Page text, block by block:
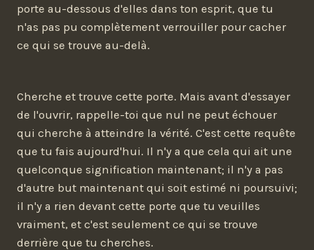
porte au-dessous d'elles dans ton esprit, que tu
n'as pas pu complètement verrouiller pour cacher
ce qui se trouve au-delà.
Cherche et trouve cette porte. Mais avant d'essayer
de l'ouvrir, rappelle-toi que nul ne peut échouer
qui cherche à atteindre la vérité. C'est cette requête
que tu fais aujourd'hui. Il n'y a que cela qui ait une
quelconque signification maintenant; il n'y a pas
d'autre but maintenant qui soit estimé ni poursuivi;
il n'y a rien devant cette porte que tu veuilles
vraiment, et c'est seulement ce qui se trouve
derrière que tu cherches.